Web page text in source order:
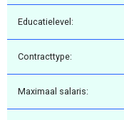
Educatielevel:
Contracttype:
Maximaal salaris: